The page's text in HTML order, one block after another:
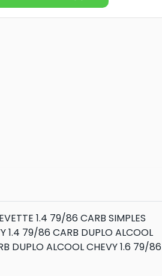
1.4 79/86 CARB SIMPLES
1.4 79/86 CARB DUPLO ALCOOL
DUPLO ALCOOL CHEVY 1.6 79/86